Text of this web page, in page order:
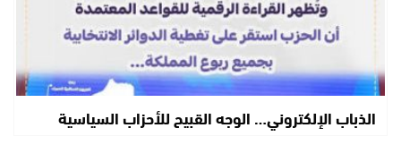
الذباب الإلكتروني… الوجه القبيح للأحزاب السياسية